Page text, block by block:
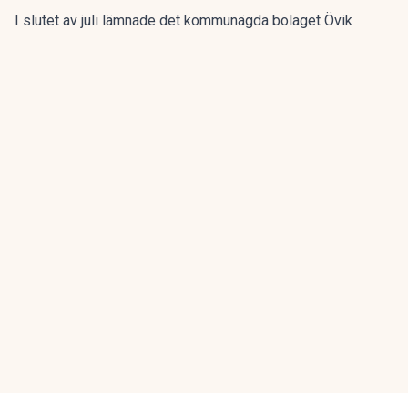
I slutet av juli lämnade det kommunägda bolaget Övik